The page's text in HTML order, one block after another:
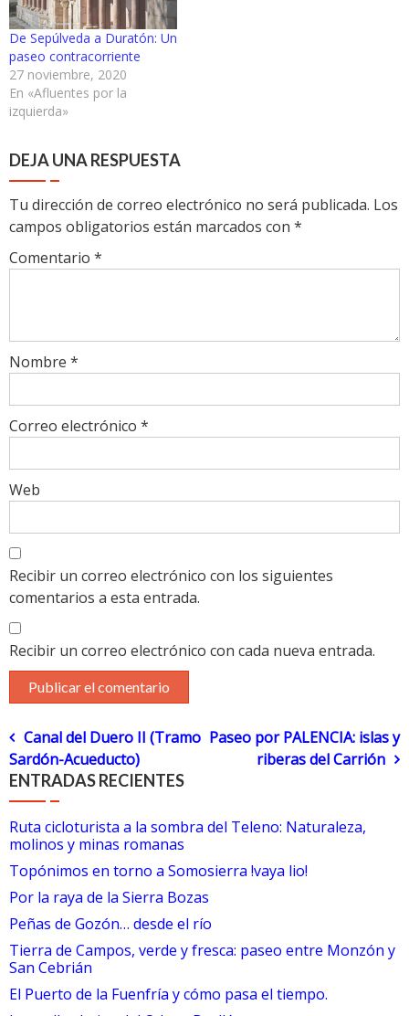
De Sepúlveda a Duratón: Un
paseo contracorriente
27 noviembre, 2020
En «Afluentes por la
izquierda»
DEJA UNA RESPUESTA
Tu dirección de correo electrónico no será publicada. Los
campos obligatorios están marcados con *
Comentario *
Nombre *
Correo electrónico *
Web
Recibir un correo electrónico con los siguientes
comentarios a esta entrada.
Recibir un correo electrónico con cada nueva entrada.
Navegación
de
entradas
Canal del Duero II (Tramo
Sardón-Acueducto)
Paseo por PALENCIA: islas y
riberas del Carrión
ENTRADAS RECIENTES
Ruta cicloturista a la sombra del Teleno: Naturaleza,
molinos y minas romanas
Topónimos en torno a Somosierra !vaya lio!
Por la raya de la Sierra Bozas
Peñas de Gozón… desde el río
Tierra de Campos, verde y fresca: paseo entre Monzón y
San Cebrián
El Puerto de la Fuenfría y cómo pasa el tiempo.